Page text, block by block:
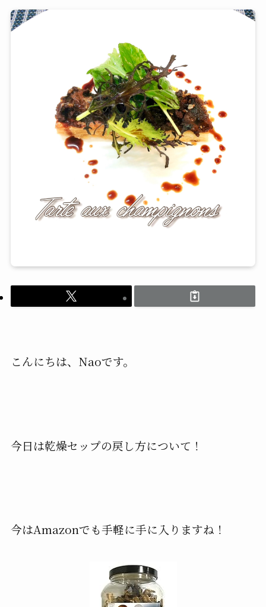
こんにちは、Naoです。
今日は乾燥セップの戻し方について！
今はAmazonでも手軽に手に入りますね！